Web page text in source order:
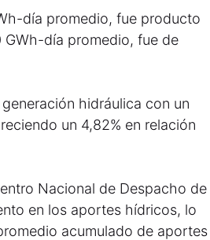
día promedio, fue producto
GWh-día promedio, fue de
hidráulica con un
un 4,82% en relación
Nacional de Despacho de
en los aportes hídricos, lo
acumulado de aportes